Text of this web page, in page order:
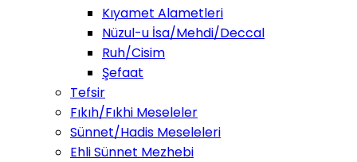
Kıyamet Alametleri
Nüzul-u İsa/Mehdi/Deccal
Ruh/Cisim
Şefaat
Tefsir
Fıkıh/Fıkhi Meseleler
Sünnet/Hadis Meseleleri
Ehli Sünnet Mezhebi